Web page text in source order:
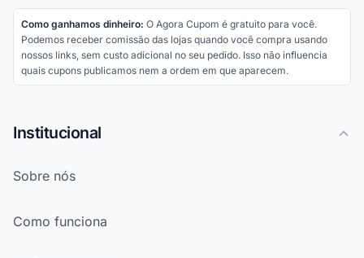
Como ganhamos dinheiro: O Agora Cupom é gratuito para você.
Podemos receber comissão das lojas quando você compra usando
nossos links, sem custo adicional no seu pedido. Isso não influencia
quais cupons publicamos nem a ordem em que aparecem.
Institucional
Sobre nós
Como funciona